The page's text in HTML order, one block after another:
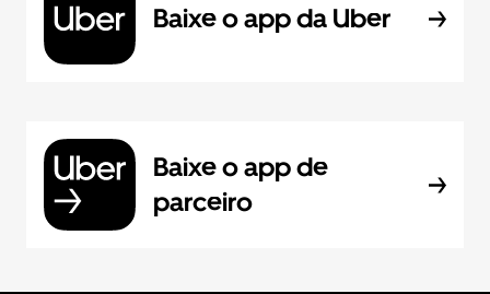
Baixe o app da Uber
Baixe o app de
parceiro